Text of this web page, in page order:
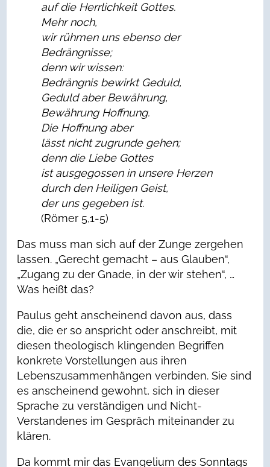
auf die Herrlichkeit Gottes.
Mehr noch,
wir rühmen uns ebenso der
Bedrängnisse;
denn wir wissen:
Bedrängnis bewirkt Geduld,
Geduld aber Bewährung,
Bewährung Hoffnung.
Die Hoffnung aber
lässt nicht zugrunde gehen;
denn die Liebe Gottes
ist ausgegossen in unsere Herzen
durch den Heiligen Geist,
der uns gegeben ist.
(Römer 5,1-5)
Das muss man sich auf der Zunge zergehen
lassen. „Gerecht gemacht – aus Glauben“,
„Zugang zu der Gnade, in der wir stehen“, …
Was heißt das?
Paulus geht anscheinend davon aus, dass
die, die er so anspricht oder anschreibt, mit
diesen theologisch klingenden Begriffen
konkrete Vorstellungen aus ihren
Lebenszusammenhängen verbinden. Sie sind
es anscheinend gewohnt, sich in dieser
Sprache zu verständigen und Nicht-
Verstandenes im Gespräch miteinander zu
klären.
Da kommt mir das Evangelium des Sonntags